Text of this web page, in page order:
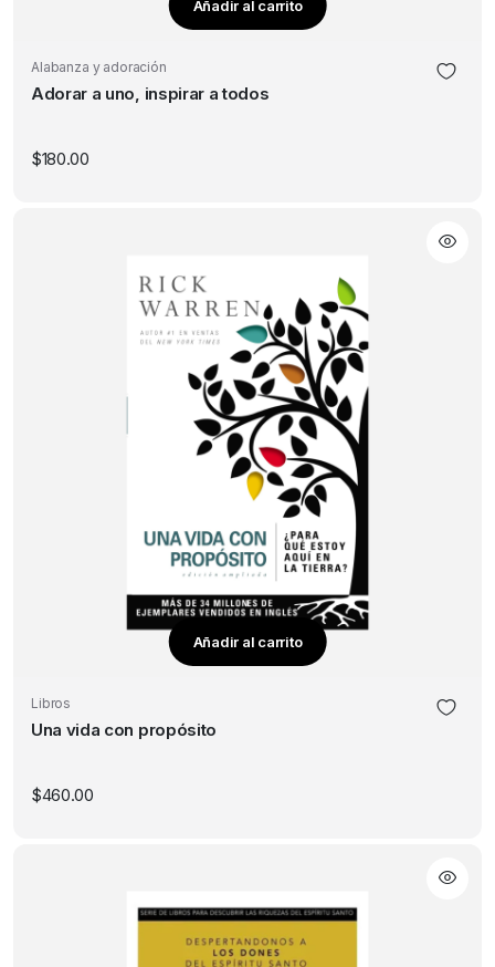
Añadir al carrito
Alabanza y adoración
Adorar a uno, inspirar a todos
$180.00
Añadir al carrito
Libros
Una vida con propósito
$460.00